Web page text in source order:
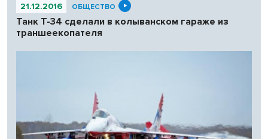
21.12.2016 ОБЩЕСТВО
Танк Т-34 сделали в колыванском гараже из
траншеекопателя